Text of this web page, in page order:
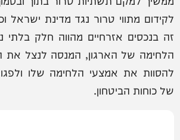
לקידום מתווי טרור נגד מדינת ישראל
זה בנכסים אזרחיים מהווה חלק בלתי
הלחימה של הארגון, המנסה לנצל את
להסוות את אמצעי הלחימה שלו
של כוחות הביטחון.